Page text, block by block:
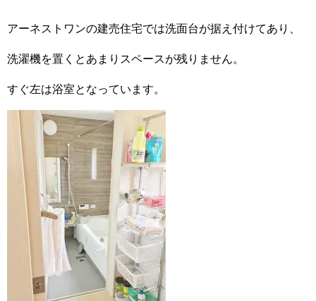
アーネストワンの建売住宅では洗面台が据え付けてあり、
洗濯機を置くとあまりスペースが残りません。
すぐ左は浴室となっています。